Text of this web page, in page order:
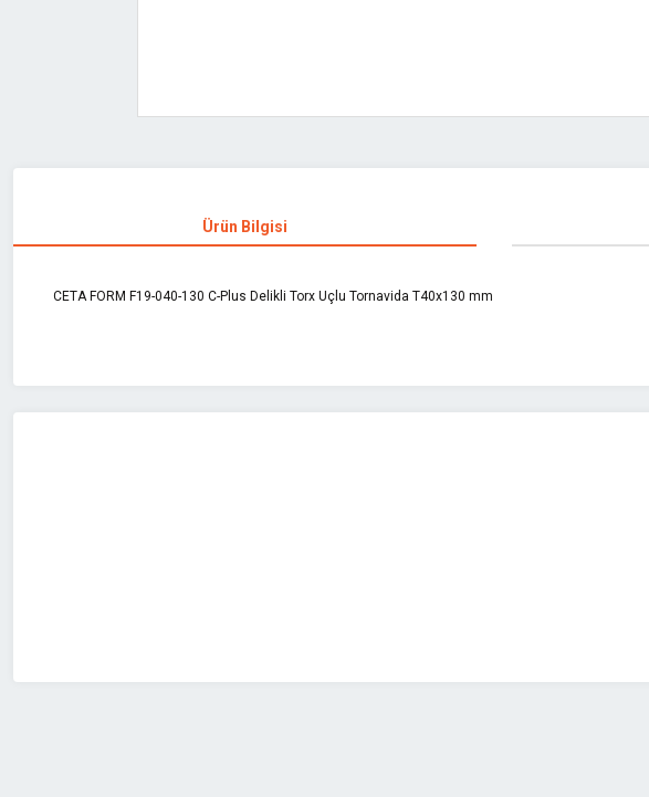
Ürün Bilgisi
CETA FORM F19-040-130 C-Plus Delikli Torx Uçlu Tornavida T40x130 mm
Görüş ve önerileriniz için teşekkür ederiz.